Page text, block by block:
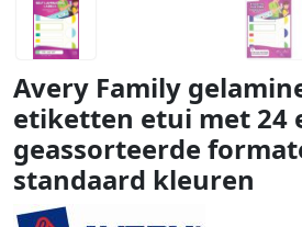
Avery Family
etiketten etui met 24
geassorteerde
standaard kleuren